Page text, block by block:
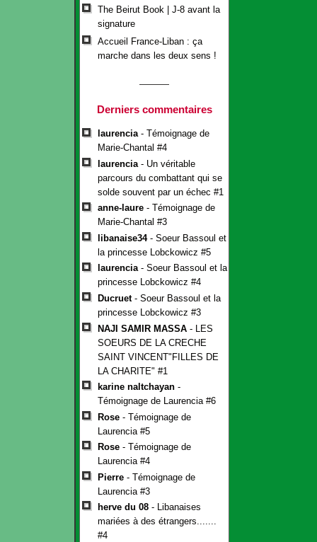
The Beirut Book | J-8 avant la
signature
Accueil France-Liban : ça
marche dans les deux sens !
Derniers commentaires
laurencia- Témoignage de
Marie-Chantal #4
laurencia - Un véritable
parcours du combattant qui se
solde souvent par un échec #1
anne-laure - Témoignage de
Marie-Chantal #3
libanaise34- Soeur Bassoul et
la princesse Lobckowicz #5
laurencia- Soeur Bassoul et la
princesse Lobckowicz #4
Ducruet- Soeur Bassoul et la
princesse Lobckowicz #3
NAJI SAMIR MASSA - LES
SOEURS DE LA CRECHE
SAINT VINCENT"FILLES DE
LA CHARITE" #1
karine naltchayan -
Témoignage de Laurencia #6
Rose - Témoignage de
Laurencia #5
Rose - Témoignage de
Laurencia #4
Pierre - Témoignage de
Laurencia #3
herve du 08 - Libanaises
mariées à des étrangers.......
#4